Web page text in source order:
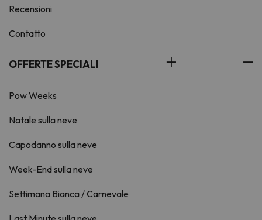
Recensioni
Contatto
OFFERTE SPECIALI
Pow Weeks
Natale sulla neve
Capodanno sulla neve
Week-End sulla neve
Settimana Bianca / Carnevale